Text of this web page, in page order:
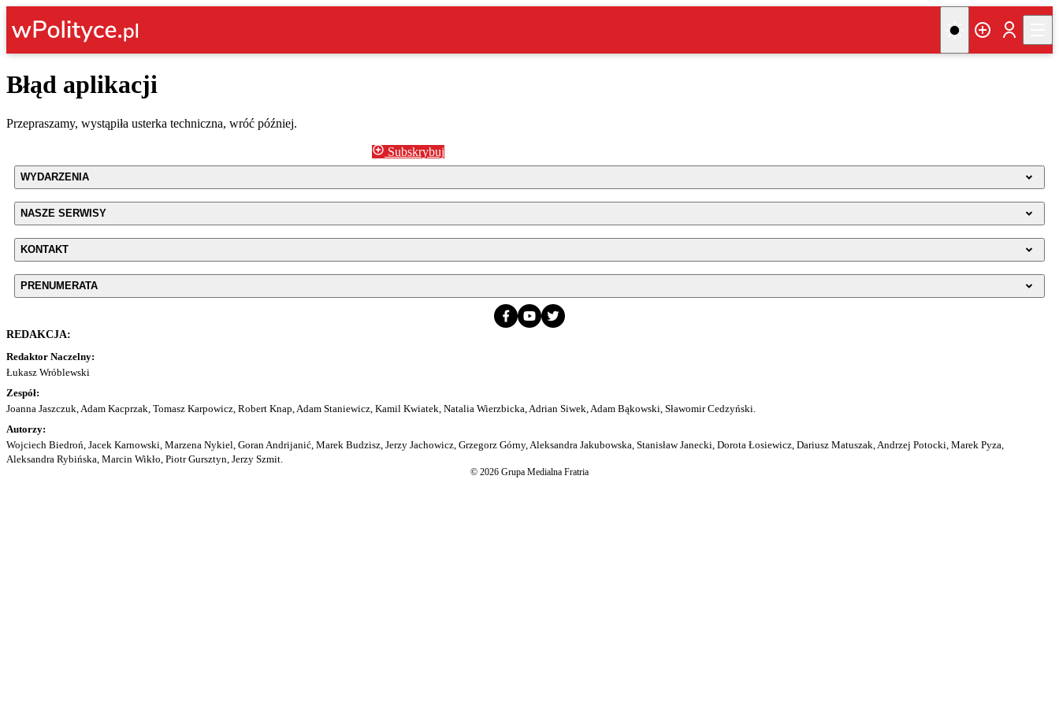
Błąd aplikacji
Przepraszamy, wystąpiła usterka techniczna, wróć później.
Subskrybuj
WYDARZENIA
NASZE SERWISY
KONTAKT
PRENUMERATA
REDAKCJA:
Redaktor Naczelny:
Łukasz Wróblewski
Zespół:
Joanna Jaszczuk, Adam Kacprzak, Tomasz Karpowicz, Robert Knap, Adam Staniewicz, Kamil Kwiatek, Natalia Wierzbicka, Adrian Siwek, Adam Bąkowski, Sławomir Cedzyński.
Autorzy:
Wojciech Biedroń, Jacek Karnowski, Marzena Nykiel, Goran Andrijanić, Marek Budzisz, Jerzy Jachowicz, Grzegorz Górny, Aleksandra Jakubowska, Stanisław Janecki, Dorota Łosiewicz, Dariusz Matuszak, Andrzej Potocki, Marek Pyza,
Aleksandra Rybińska, Marcin Wikło, Piotr Gursztyn, Jerzy Szmit.
© 2026 Grupa Medialna Fratria